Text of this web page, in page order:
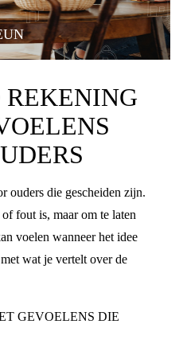
ouders die gescheiden zijn.
fout is, maar om te laten
voelen wanneer het idee
wat je vertelt over de
GEVOELENS DIE